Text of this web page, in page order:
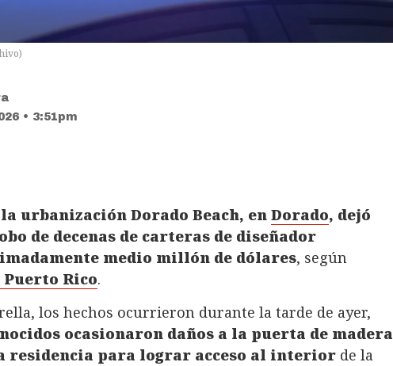
)
• 3:51pm
urbanización Dorado Beach, en Dorado, dejó
de decenas de carteras de diseñador
medio millón de dólares, según
Rico.
los hechos ocurrieron durante la tarde de ayer,
ocasionaron daños a la puerta de madera
residencia para lograr acceso al interior de la